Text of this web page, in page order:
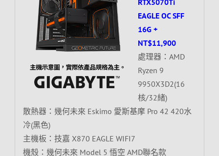
EAGLE OC SFF
16G +
NT$11,900
處理器：AMD
Ryzen 9
9950X3D2(16
核/32緒)
散熱器：幾何未來 Eskimo 愛斯基摩 Pro 42 420水
冷(黑色)
主機板：技嘉 X870 EAGLE WIFI7
機殼：幾何未來 Model 5 悟空 AMD聯名款